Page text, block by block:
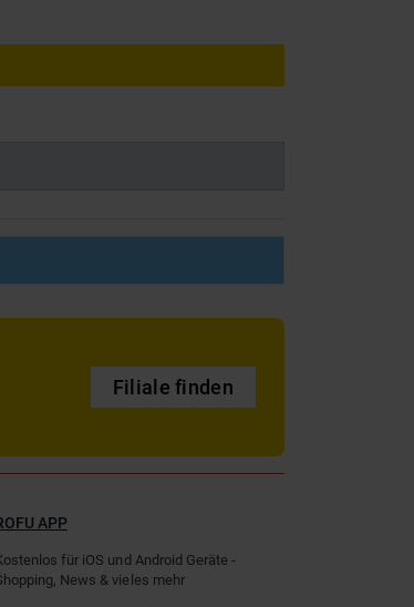
Filiale finden
APP
für iOS und Android Geräte -
News & vieles mehr